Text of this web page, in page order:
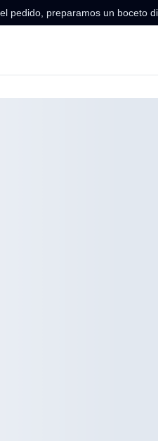
pedido, preparamos un boceto